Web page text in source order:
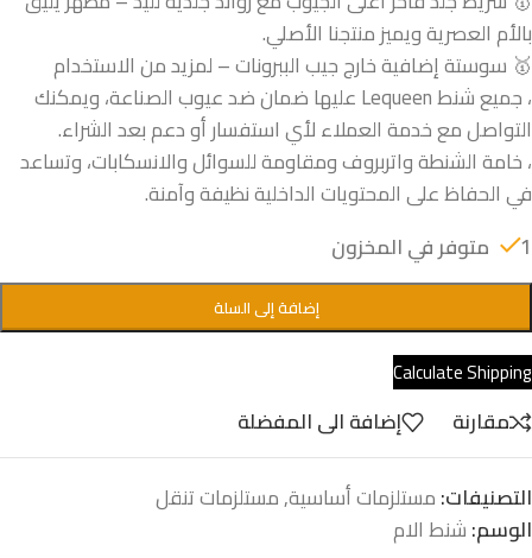
بالأم العصرية ويميز منتجنا الأصلي.
🥇 سوستة إضافية خارج جيب الببرونات – لمزيد من الاستخدام
، جميع شنط Lequeen عليها ضمان ضد عيوب الصناعة، ويمكنك
التواصل مع خدمة العملاء لأي استفسار أو دعم بعد الشراء.
، خامة الشنطة واتربروف ومقاومة للسوائل والانسكابات، وتساعد
في الحفاظ على المحتويات الداخلية نظيفة وآمنة.
1 متوفر في المخزون
إضافة إلى السلة
Calculate Shipping
مقارنة
إضافة الى المفضلة
التصنيفات:مستلزمات أساسية,مستلزمات تنقل
الوسم:شنط الام